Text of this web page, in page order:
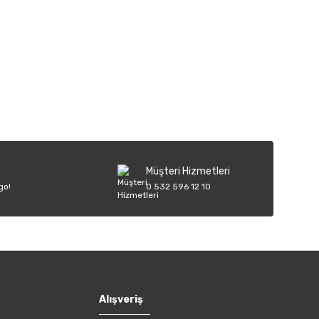
Müşteri Hizmetleri
0 532 596 12 10
Alışveriş